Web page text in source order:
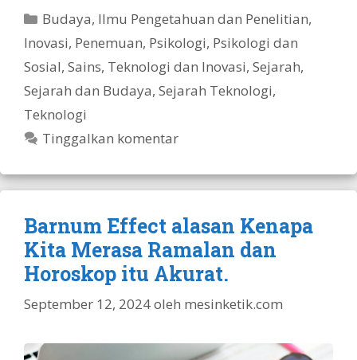
Kategori
Budaya, Ilmu Pengetahuan dan Penelitian,
Inovasi, Penemuan, Psikologi, Psikologi dan
Sosial, Sains, Teknologi dan Inovasi, Sejarah,
Sejarah dan Budaya, Sejarah Teknologi,
Teknologi
Tinggalkan komentar
Barnum Effect alasan Kenapa
Kita Merasa Ramalan dan
Horoskop itu Akurat.
September 12, 2024oleh mesinketik.com